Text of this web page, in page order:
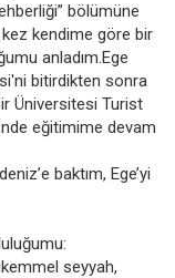
bölümüne
kendime göre bir
anladım.Ege
bitirdikten sonra
Üniversitesi Turist
eğitimime devam
baktım, Ege’yi
seyyah,